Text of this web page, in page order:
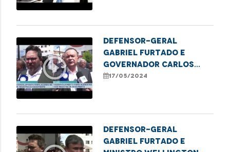
play_circle_outline
Defensor-geral
Gabriel Furtado e
governador Carlos
Brandão apontam
Estado
17/05/2024
Defensor-geral
Gabriel Furtado e